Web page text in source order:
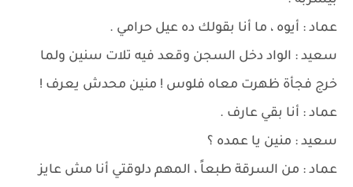
عماد : أيوه ، ما أنا بقولك ده عيل حرامي .
سعيد : الواد دخل السجن وقعد فيه تلات سنين ولما
خرج فجأة ظهرت معاه فلوس ! منين محدش يعرف !
عماد : أنا بقي عارف .
سعيد : منين يا عمده ؟
عماد : من السرقة طبعاً ، المهم دلوقتي أنا مش عايز